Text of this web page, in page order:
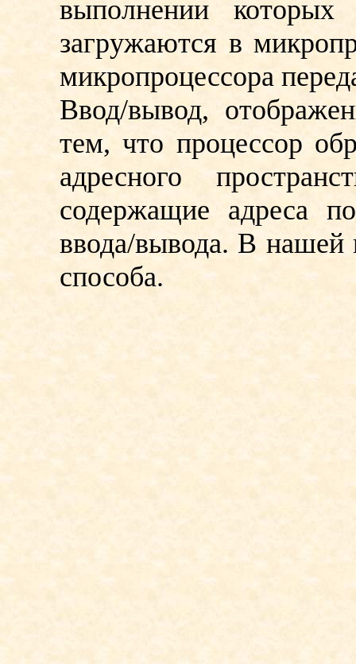
выполнении
загружаются в
микропроцессора
Ввод/вывод,
тем, что процессор
адресного
содержащие адреса
ввода/вывода. В
способа.